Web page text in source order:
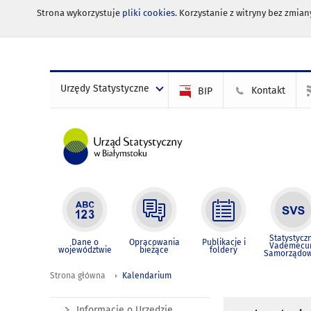
Strona wykorzystuje pliki cookies. Korzystanie z witryny bez
Urzędy Statystyczne BIP Kontakt
Dane o
województwie
Opracowania
bieżące
Publikacje i
foldery
Strona główna Kalendarium